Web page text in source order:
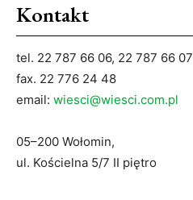
Kontakt
tel. 22 787 66 06, 22 787 66 07
fax. 22 776 24 48
email: wiesci@wiesci.com.pl
05–200 Wołomin,
ul. Kościelna 5/7 II piętro